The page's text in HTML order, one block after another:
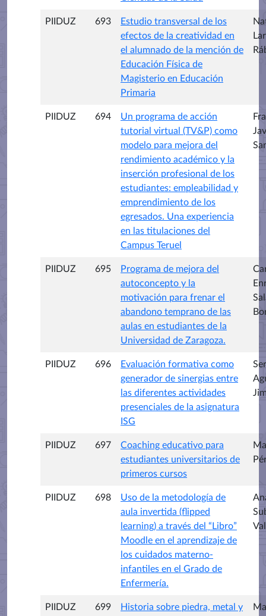
PIIDUZ 693
Estudio transversal de los
efectos de la creatividad en
el alumnado de la mención de
Educación Física de
Magisterio en Educación
Primaria
PIIDUZ 694
Un programa de acción
tutorial virtual (TV&P) como
modelo para mejora del
rendimiento académico y la
inserción profesional de los
estudiantes: empleabilidad y
emprendimiento de los
egresados. Una experiencia
en las titulaciones del
Campus Teruel
PIIDUZ 695
Programa de mejora del
autoconcepto y la
motivación para frenar el
abandono temprano de las
aulas en estudiantes de la
Universidad de Zaragoza.
PIIDUZ 696
Evaluación formativa como
generador de sinergias entre
las diferentes actividades
presenciales de la asignatura
ISG
PIIDUZ 697
Coaching educativo para
estudiantes universitarios de
primeros cursos
PIIDUZ 698
Uso de la metodología de
aula invertida (flipped
learning) a través del “Libro”
Moodle en el aprendizaje de
los cuidados materno-
infantiles en el Grado de
Enfermería.
PIIDUZ 699
Historia sobre piedra, metal y